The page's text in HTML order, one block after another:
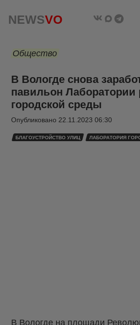
NEWSVO
Общество
В Вологде снова
павильон Лаборатории
городской среды
Опубликовано 22.11.2023 06:30
БЛАГОУСТРОЙСТВО УЛИЦ ЛАБОРАТОРИЯ
В Вологде на площади